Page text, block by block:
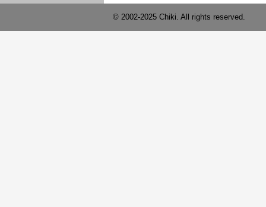
© 2002-2025 Chiki. All rights reserved.